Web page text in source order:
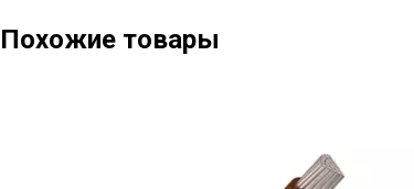
Похожие товары